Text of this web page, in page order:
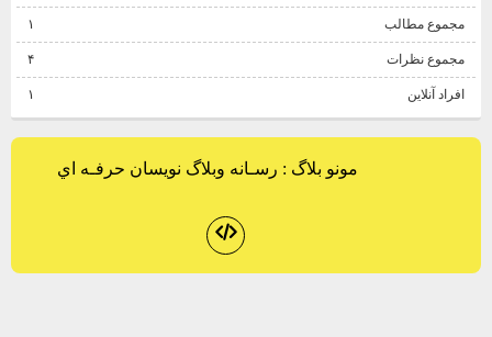
مجموع مطالب
مجموع نظرات
افراد آنلاین
مونو بلاگ: رسـانه وبلاگ نويسان حرفـه اي